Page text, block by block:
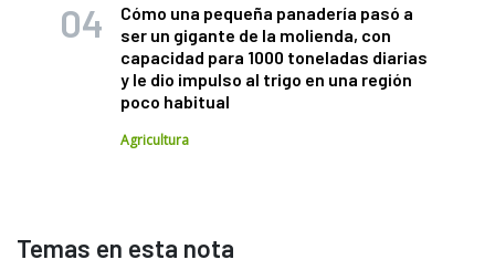
Cómo una pequeña panadería pasó a
ser un gigante de la molienda, con
capacidad para 1000 toneladas diarias
y le dio impulso al trigo en una región
poco habitual
Agricultura
Temas en esta nota